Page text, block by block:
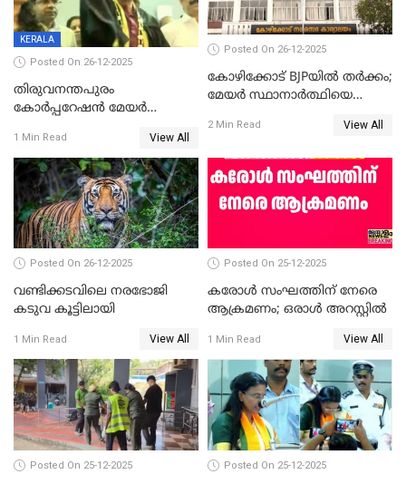
KERALA
Posted On 26-12-2025
തിരുവനന്തപുരം
കോര്‍പ്പറേഷന്‍ മേയര്‍
ഹൈക്കോടതിയിലേക്ക്;
സത്യപ്രതിജ്ഞ ചടങ്ങില്‍
ചട്ടലംഘനമെന്ന് പാർട്ടി
1 Min Read View All
Posted On 26-12-2025
കോഴിക്കോട് BJPയിൽ തർക്കം;
മേയർ സ്ഥാനാർത്ഥിയെ
2 Min Read View All
Posted On 26-12-2025
വണ്ടിക്കടവിലെ നരഭോജി
കടുവ കൂട്ടിലായി
1 Min Read View All
Posted On 25-12-2025
കരോള്‍ സംഘത്തിന് നേരെ
ആക്രമണം; ഒരാള്‍ അറസ്റ്റില്‍
1 Min Read View All
Posted On 25-12-2025 Posted On 25-12-2025